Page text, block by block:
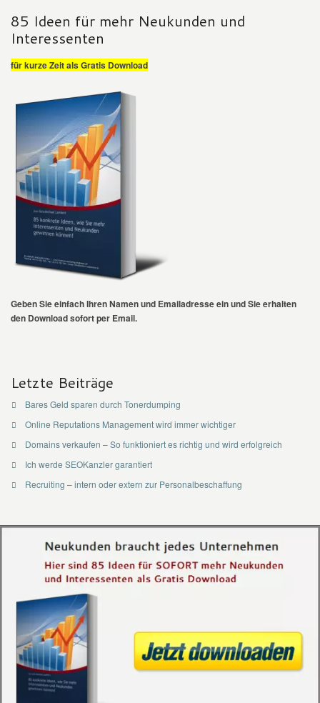
85 Ideen für mehr Neukunden und
Interessenten
für kurze Zeit als Gratis Download
Geben Sie einfach Ihren Namen und Emailadresse ein und Sie erhalten
den Download sofort per Email.
Letzte Beiträge
Bares Geld sparen durch Tonerdumping
Online Reputations Management wird immer wichtiger
Domains verkaufen – So funktioniert es richtig und wird erfolgreich
Ich werde SEOKanzler garantiert
Recruiting – intern oder extern zur Personalbeschaffung